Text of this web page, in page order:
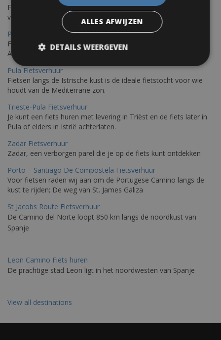
Fietsen in Ajaccio, gelegen op het eiland Corsica, biedt een
verscheidenheid aan routes
Porec Fietsverhuur
Fiets over sfeervolle routes die zich uitstrekken langs de
Adriatische kust en het weelderige Istrische platteland.
Pula Fietsverhuur
Fietsen langs de Istrische kust is de ideale fietstocht voor wie
houdt van de Mediterrane zon.
Trieste-Pula Fietsverhuur
Je kunt een fiets huren met levering in Triëst en de fiets later in
Pula of elders in Istrië achterlaten.
Zadar Fietsverhuur
Zadar, een verborgen parel die je op de fiets kunt ontdekken
Porto – Santiago De Compostela Fietsverhuur
Voor fietsen raden wij aan om de Portugese Camino langs de
kust te rijden; De weg van St. James Galiza
St Jacobs Route Fietsverhuur
De Camino del Norte loopt 850 km langs de noordkust van
Spanje
Leon Camino Fiets huren
De prachtige stad Leon ligt in het noordwesten van Spanje
View all destinations
ALLES AFWIJZEN
DETAILS WEERGEVEN